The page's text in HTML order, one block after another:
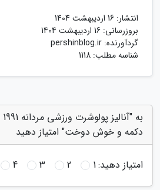
انتشار: 16 اردیبهشت 1404
بروزرسانی: 16 اردیبهشت 1404
گردآورنده: pershinblog.ir
شناسه مطلب: 1118
دکمه و خوش دوخت" امتیاز دهید
امتیاز دهید:1
2
3
4